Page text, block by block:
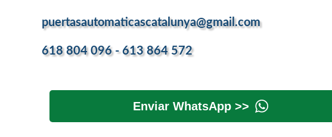
puertasautomaticascatalunya@gmail.com
618 804 096 - 613 864 572
Enviar WhatsApp >>